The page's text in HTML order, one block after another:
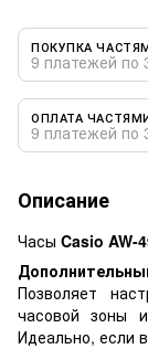
ПОКУПКА
9 платежей по
ОПЛАТА
9 платежей по
Описание
Часы Casio AW-
Позволяет
часовой зоны
Идеально, если